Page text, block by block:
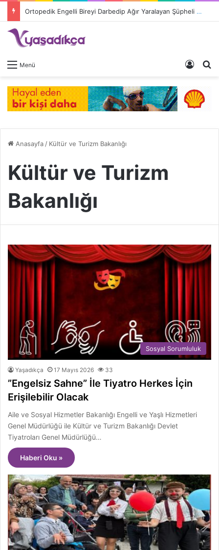
Engelliler İçin Hayat Pahalı, Destek Yetersiz: Cihaz Fiyatları 9 Kat Arttı, Devlet Katkısı Eriyor
Menü Giriş
Anasayfa/ Kültür ve Turizm Bakanlığı
Kültür ve Turizm
Bakanlığı
Sosyal Sorumluluk
Yaşadıkça 17 Mayıs 2026 33
”Engelsiz Sahne” İle Tiyatro Herkes İçin
Erişilebilir Olacak
Aile ve Sosyal Hizmetler Bakanlığı Engelli ve Yaşlı Hizmetleri
Genel Müdürlüğü ile Kültür ve Turizm Bakanlığı Devlet
Tiyatroları Genel Müdürlüğü…
Haberi Oku »